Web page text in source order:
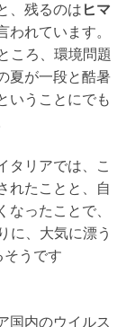
、残るのは ヒマ
われています。
ころ、環境問題
夏が一段と酷暑
いうことにでも
タリアでは、こ
れたことと、自
ったことで、
に、大気に漂う
そうです
国内のウイルス